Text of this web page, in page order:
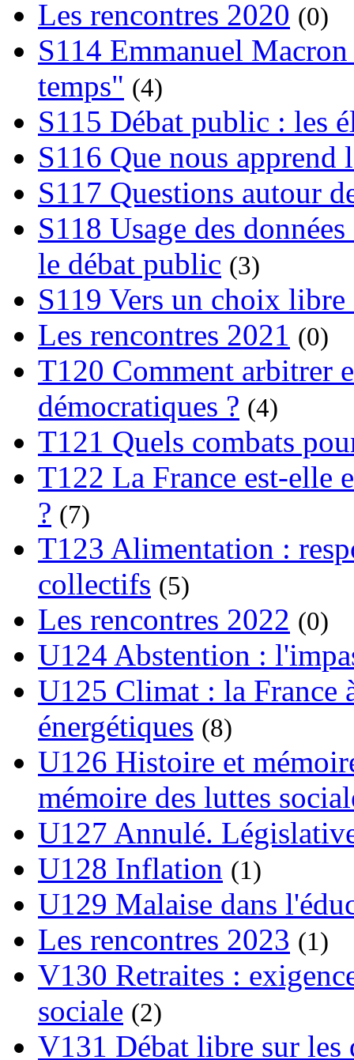
Les rencontres 2020 (0)
S114 Emmanuel
temps" (4)
S115 Débat public : les
S116 Que nous apprend
S117 Questions autour
S118 Usage des
le débat public (3)
S119 Vers un choix
Les rencontres 2021 (0)
T120 Comment arbitrer
démocratiques ? (4)
T121 Quels combats
T122 La France est-elle
? (7)
T123 Alimentation :
collectifs (5)
Les rencontres 2022 (0)
U124 Abstention :
U125 Climat : la France
énergétiques (8)
U126 Histoire et
mémoire des luttes
U127 Annulé.
U128 Inflation (1)
U129 Malaise dans
Les rencontres 2023 (1)
V130 Retraites :
sociale (2)
V131 Débat libre sur les